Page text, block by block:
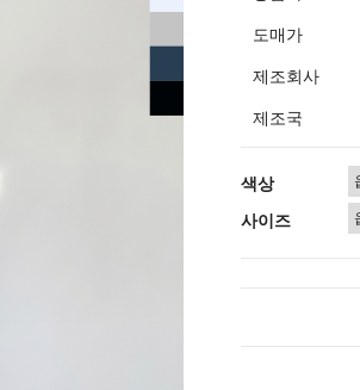
도매가
제조회사
제조국
색상
사이즈